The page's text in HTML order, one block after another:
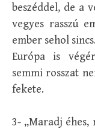
beszéddel, de a
vegyes rasszú
ember sehol
Európa is
semmi rosszat
fekete.
3- „Maradj éhes,